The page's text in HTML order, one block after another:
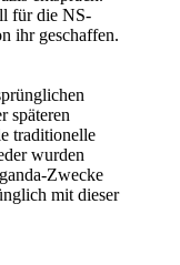
für die NS-
ihr geschaffen.
späteren
traditionelle
wurden
Zwecke
mit dieser